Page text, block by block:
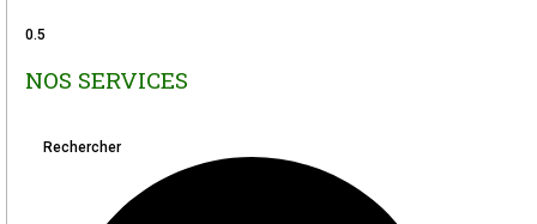
NOS SERVICES
Rechercher